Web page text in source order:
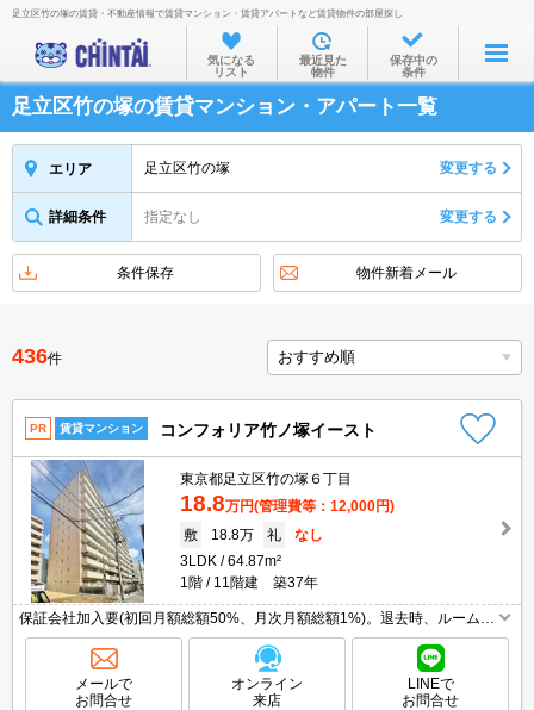
お部屋を探す
沿線・駅から
住所から
物件特集から
不動産会社から
TOP
足立区竹の塚の賃貸・不動産情報で賃貸マンション・賃貸アパートなど賃貸物件の部屋探し
気になる
リスト
最近見た
物件
保存中の
条件
足立区竹の塚の賃貸マンション・アパート一覧
エリア 足立区竹の塚 変更する
詳細条件 指定なし 変更する
条件保存 物件新着メール
436件
PR 賃貸マンション コンフォリア竹ノ塚イースト
東京都足立区竹の塚６丁目
18.8万円(管理費等：12,000円)
敷
18.8万 礼
なし
3LDK
64.87m²
1階
11階建 築37年
保証会社加入要(初回月額総額50%、月次月額総額1%)。退去時、ルームク
リーニング費用は実費でご負担願います。うれしい礼金0!。駅近。過ごし
やすい生活環境が整っています。当社オススメの物件。
メールで
お問合せ
オンライン
来店
LINEで
お問合せ